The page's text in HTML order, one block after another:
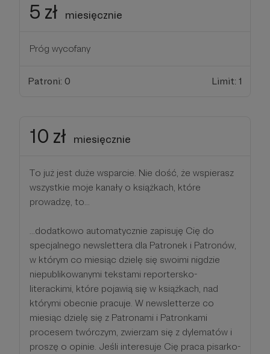
5 zł miesięcznie
Próg wycofany
Patroni: 0 Limit: 1
10 zł miesięcznie
To już jest duże wsparcie. Nie dość, że wspierasz
wszystkie moje kanały o książkach, które
prowadzę, to...
...dodatkowo automatycznie zapisuję Cię do
specjalnego newslettera dla Patronek i Patronów,
w którym co miesiąc dzielę się swoimi nigdzie
niepublikowanymi tekstami reportersko-
literackimi, które pojawią się w książkach, nad
którymi obecnie pracuje. W newsletterze co
miesiąc dzielę się z Patronami i Patronkami
procesem twórczym, zwierzam się z dylematów i
proszę o opinie. Jeśli interesuje Cię praca pisarko-